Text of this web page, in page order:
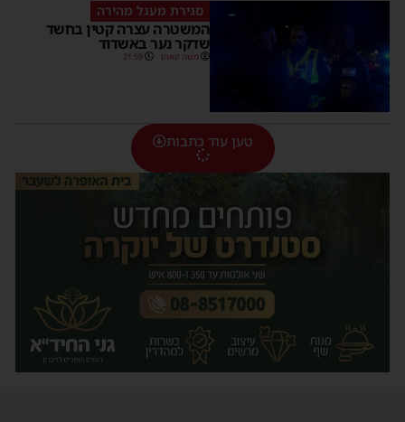
סגירת מעגל מהירה
המשטרה עצרה קטין בחשד
שדקר נער באשדוד
משה קאהן 21:59
טען עוד כתבות